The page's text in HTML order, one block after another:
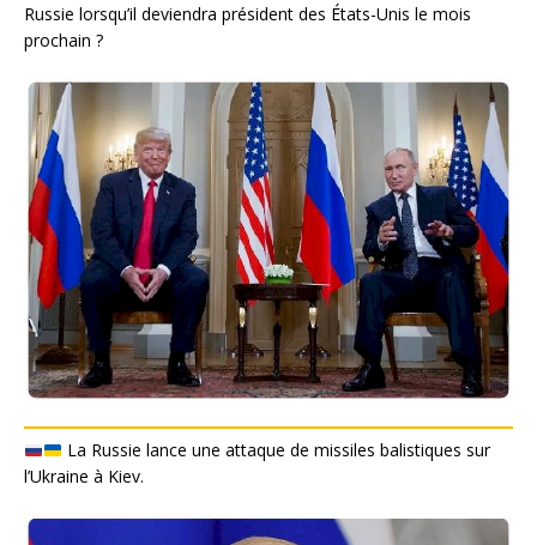
Russie lorsqu’il deviendra président des États-Unis le mois
prochain ?
La Russie lance une attaque de missiles balistiques sur
l’Ukraine à Kiev.